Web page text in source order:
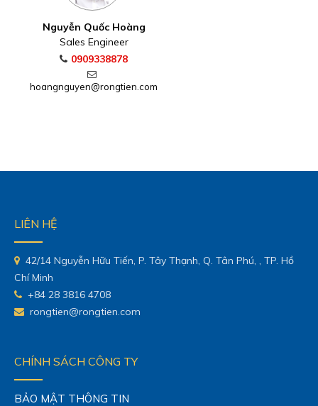
Nguyễn Quốc Hoàng
Sales Engineer
0909338878
hoangnguyen@rongtien.com
LIÊN HỆ
42/14 Nguyễn Hữu Tiến, P. Tây Thạnh, Q. Tân Phú, , TP. Hồ
Chí Minh
+84 28 3816 4708
rongtien@rongtien.com
CHÍNH SÁCH CÔNG TY
BẢO MẬT THÔNG TIN